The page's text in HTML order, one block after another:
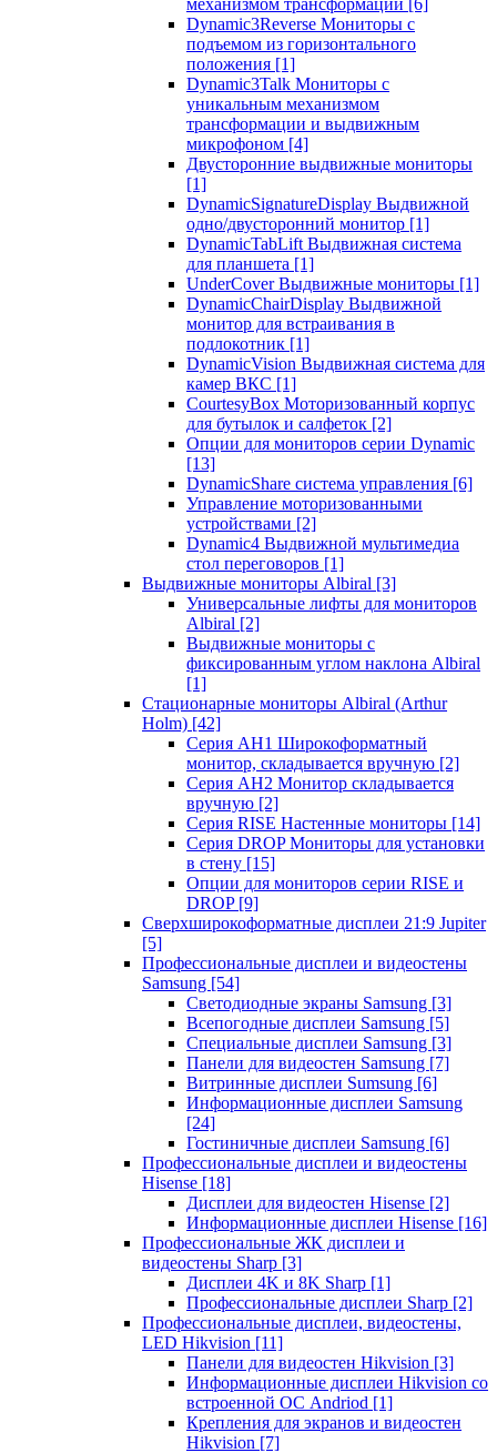
механизмом трансформации [6]
Dynamic3Reverse Мониторы с
подъемом из горизонтального
положения [1]
Dynamic3Talk Мониторы с
уникальным механизмом
трансформации и выдвижным
микрофоном [4]
Двусторонние выдвижные мониторы
[1]
DynamicSignatureDisplay Выдвижной
одно/двусторонний монитор [1]
DynamicTabLift Выдвижная система
для планшета [1]
UnderCover Выдвижные мониторы [1]
DynamicChairDisplay Выдвижной
монитор для встраивания в
подлокотник [1]
DynamicVision Выдвижная система для
камер ВКС [1]
CourtesyBox Моторизованный корпус
для бутылок и салфеток [2]
Опции для мониторов серии Dynamic
[13]
DynamicShare система управления [6]
Управление моторизованными
устройствами [2]
Dynamic4 Выдвижной мультимедиа
стол переговоров [1]
Выдвижные мониторы Albiral [3]
Универсальные лифты для мониторов
Albiral [2]
Выдвижные мониторы с
фиксированным углом наклона Albiral
[1]
Стационарные мониторы Albiral (Arthur
Holm) [42]
Серия AH1 Широкоформатный
монитор, складывается вручную [2]
Серия AH2 Монитор складывается
вручную [2]
Серия RISE Настенные мониторы [14]
Серия DROP Мониторы для установки
в стену [15]
Опции для мониторов серии RISE и
DROP [9]
Сверхширокоформатные дисплеи 21:9 Jupiter
[5]
Профессиональные дисплеи и видеостены
Samsung [54]
Светодиодные экраны Samsung [3]
Всепогодные дисплеи Samsung [5]
Специальные дисплеи Samsung [3]
Панели для видеостен Samsung [7]
Витринные дисплеи Sumsung [6]
Информационные дисплеи Samsung
[24]
Гостиничные дисплеи Samsung [6]
Профессиональные дисплеи и видеостены
Hisense [18]
Дисплеи для видеостен Hisense [2]
Информационные дисплеи Hisense [16]
Профессиональные ЖК дисплеи и
видеостены Sharp [3]
Дисплеи 4K и 8K Sharp [1]
Профессиональные дисплеи Sharp [2]
Профессиональные дисплеи, видеостены,
LED Hikvision [11]
Панели для видеостен Hikvision [3]
Информационные дисплеи Hikvision со
встроенной ОС Andriod [1]
Крепления для экранов и видеостен
Hikvision [7]